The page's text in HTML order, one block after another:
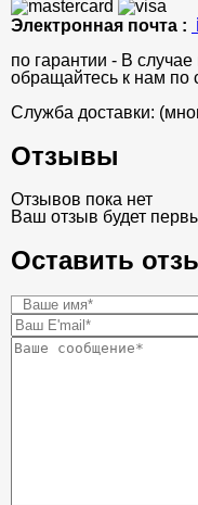
Электронная почта :
по гарантии - В
обращайтесь к нам
Служба доставки:
Отзывы
Отзывов пока нет
Ваш отзыв будет
Оставить